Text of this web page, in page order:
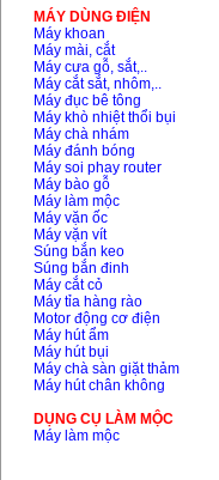
MÁY DÙNG ĐIỆN
Máy khoan
Máy mài, cắt
Máy cưa gỗ, sắt,..
Máy cắt sắt, nhôm,..
Máy đục bê tông
Máy khò nhiệt thổi bụi
Máy chà nhám
Máy đánh bóng
Máy soi phay router
Máy bào gỗ
Máy làm mộc
Máy vặn ốc
Máy vặn vít
Súng bắn keo
Súng bắn đinh
Máy cắt cỏ
Máy tỉa hàng rào
Motor động cơ điện
Máy hút ẩm
Máy hút bụi
Máy chà sàn giặt thảm
Máy hút chân không
DỤNG CỤ LÀM MỘC
Máy làm mộc